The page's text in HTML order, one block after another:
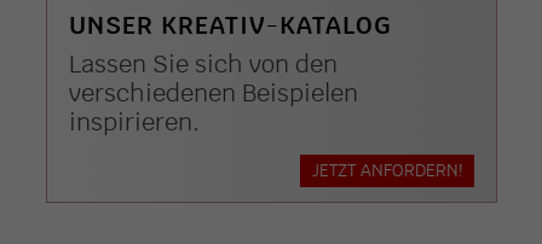
UNSER KREATIV-KATALOG
Lassen Sie sich von den
verschiedenen Beispielen
inspirieren.
JETZT ANFORDERN!